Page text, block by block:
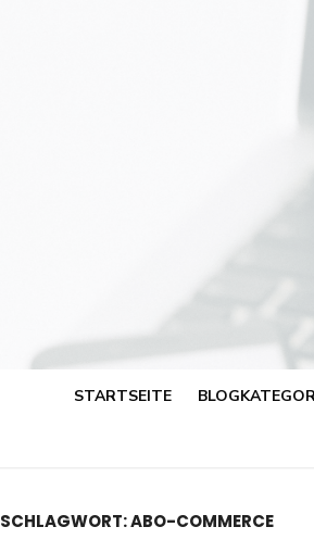
STARTSEITE
SCHLAGWORT:ABO-COMMERCE